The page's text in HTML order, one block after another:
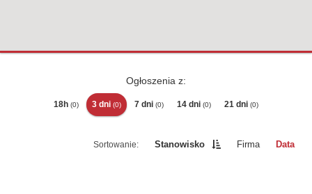
Ogłoszenia z:
18h (0) 3 dni (0) 7 dni (0) 14 dni (0) 21 dni (0)
Stanowisko Firma Data